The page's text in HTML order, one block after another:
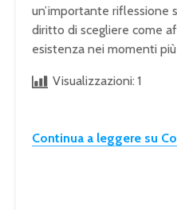
un’importante riflessione
diritto di scegliere come
esistenza nei momenti
Visualizzazioni: 1
Continua a leggere su